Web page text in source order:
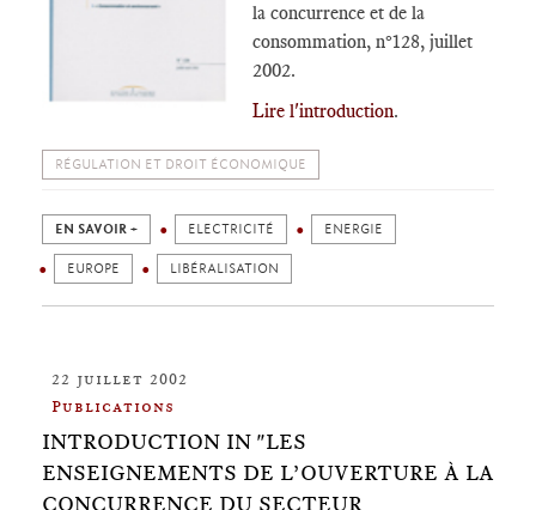
la concurrence et de la
consommation, n°128, juillet
2002.
Lire l'introduction.
RÉGULATION ET DROIT ÉCONOMIQUE
EN SAVOIR + ELECTRICITÉ ENERGIE
EUROPE LIBÉRALISATION
22 juillet 2002
Publications
INTRODUCTION IN "LES
ENSEIGNEMENTS DE L’OUVERTURE À LA
CONCURRENCE DU SECTEUR